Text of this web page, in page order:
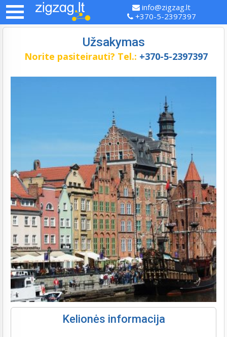
info@zigzag.lt
+370-5-2397397
Užsakymas
Norite pasiteirauti? Tel.: +370-5-2397397
Kelionės informacija